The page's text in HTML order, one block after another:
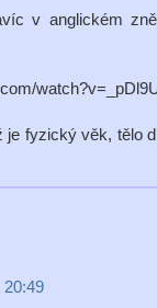
v anglickém
je fyzický věk, tělo
20:49